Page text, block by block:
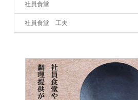
社員食堂
社員食堂 工夫